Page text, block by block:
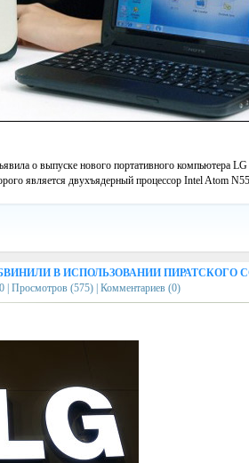
о выпуске нового портативного компьютера
является двухъядерный процессор Intel Atom
В ИСПОЛЬЗОВАНИИ ПИРАТСКОГО
| Просмотров (575) | Комментариев (0)